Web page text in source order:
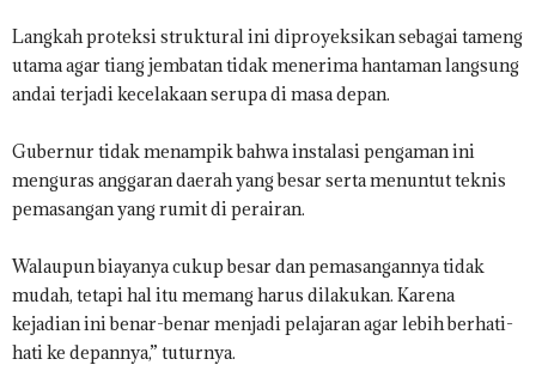
Langkah proteksi struktural ini diproyeksikan sebagai tameng
utama agar tiang jembatan tidak menerima hantaman langsung
andai terjadi kecelakaan serupa di masa depan.
Gubernur tidak menampik bahwa instalasi pengaman ini
menguras anggaran daerah yang besar serta menuntut teknis
pemasangan yang rumit di perairan.
Walaupun biayanya cukup besar dan pemasangannya tidak
mudah, tetapi hal itu memang harus dilakukan. Karena
kejadian ini benar-benar menjadi pelajaran agar lebih berhati-
hati ke depannya,” tuturnya.